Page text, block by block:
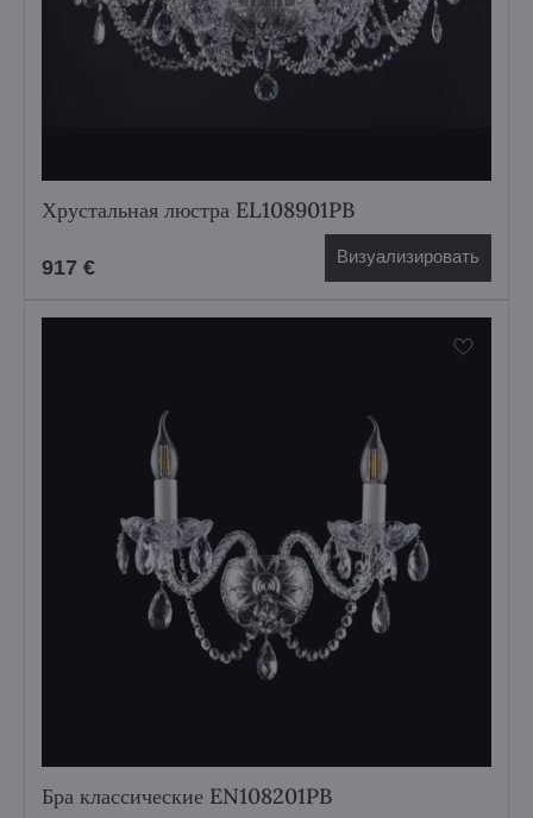
Хрустальная люстра EL108901PB
917 € Визуализировать
Бра классические EN108201PB